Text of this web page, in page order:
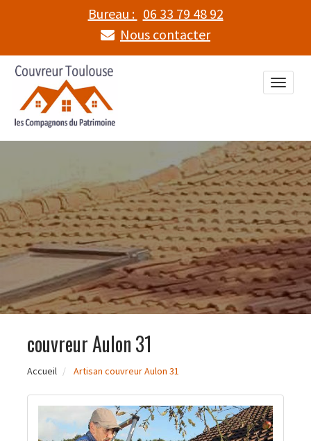
Bureau : 06 33 79 48 92
Nous contacter
Toggle
couvreur Aulon 31
Accueil Artisan couvreur Aulon 31